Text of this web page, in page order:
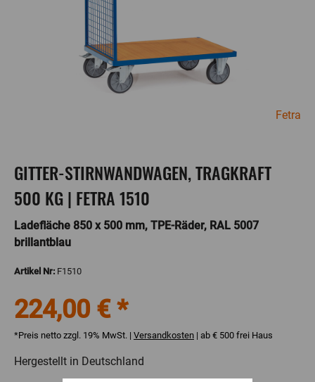
Fetra
GITTER-STIRNWANDWAGEN, TRAGKRAFT
500 KG | FETRA 1510
Ladefläche 850 x 500 mm, TPE-Räder, RAL 5007
brillantblau
Artikel Nr: F1510
224,00 € *
*Preis netto zzgl. 19% MwSt. | Versandkosten | ab € 500 frei Haus
Hergestellt in Deutschland